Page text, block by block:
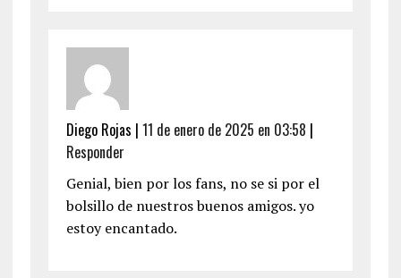
Diego Rojas | 11 de enero de 2025 en 03:58 |
Responder
Genial, bien por los fans, no se si por el
bolsillo de nuestros buenos amigos. yo
estoy encantado.